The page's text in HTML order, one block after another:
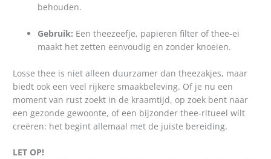
behouden.
Gebruik: Een theezeefje, papieren filter of thee-ei
maakt het zetten eenvoudig en zonder knoeien.
Losse thee is niet alleen duurzamer dan theezakjes, maar
biedt ook een veel rijkere smaakbeleving. Of je nu een
moment van rust zoekt in de kraamtijd, op zoek bent naar
een gezonde gewoonte, of een bijzonder thee-ritueel wilt
creëren: het begint allemaal met de juiste bereiding.
LET OP!